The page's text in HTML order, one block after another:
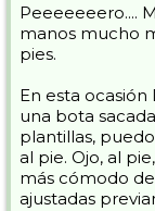
Peeeeeeero....
manos mucho
pies.
En esta ocasión
una bota
plantillas,
al pie. Ojo, al
más cómodo
ajustadas